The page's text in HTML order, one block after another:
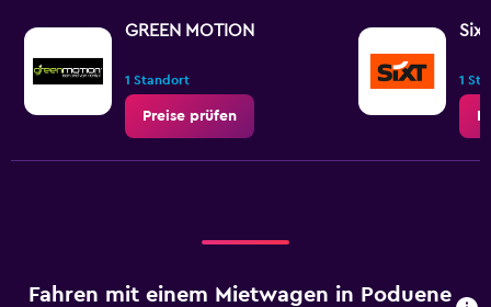
GREEN MOTION
1 Standort
Preise prüfen
Sixt
1
Fahren mit einem Mietwagen in Poduene